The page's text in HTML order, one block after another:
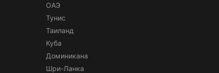
ОАЭ
Тунис
Таиланд
Куба
Доминикана
Шри-Ланка